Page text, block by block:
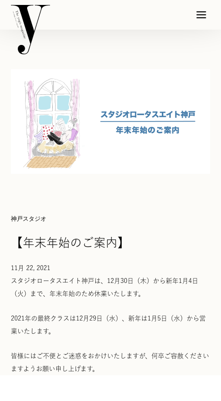
神戸スタジオ
【年末年始のご案内】
11月 22, 2021
スタジオロータスエイト神戸は、12月30日（木）から新年1月4日
（火）まで、年末年始のため休業いたします。
2021年の最終クラスは12月29日（水）、新年は1月5日（水）から営
業いたします。
皆様にはご不便とご迷惑をおかけいたしますが、何卒ご容赦ください
ますようお願い申し上げます。